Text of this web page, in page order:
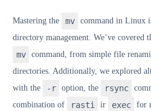
Mastering the mv
command in Linux
directory management. We’ve covered
mv
command, from simple file
directories. Additionally, we explored
with the -r option, the rsync
combination of
rasti ir exec
for